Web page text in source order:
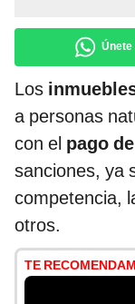
Únete
Los
a personas
con el pago
sanciones, ya
competencia,
otros.
TE